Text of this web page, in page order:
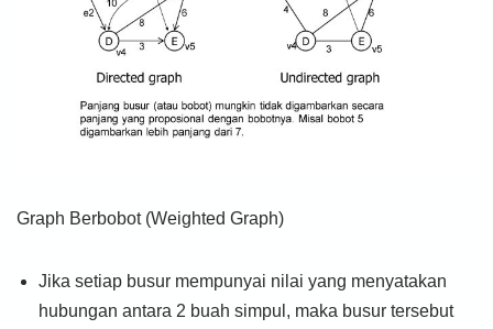
Graph Berbobot (Weighted Graph)
Jika setiap busur mempunyai nilai yang menyatakan
hubungan antara 2 buah simpul, maka busur tersebut